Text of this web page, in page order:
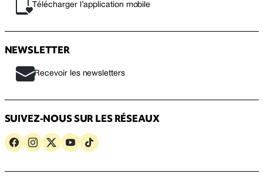
Télécharger l’application mobile
NEWSLETTER
Recevoir les newsletters
SUIVEZ-NOUS SUR LES RÉSEAUX